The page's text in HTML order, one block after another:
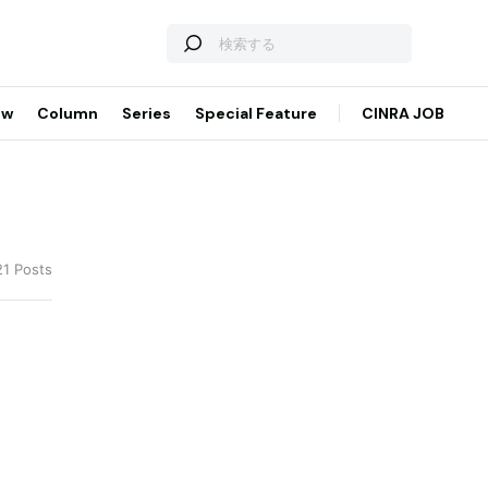
Column Series Special Feature CINRA JOB
Posts